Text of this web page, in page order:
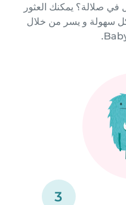
صلالة؟ يمكنك العثور
سهولة و يسر من خلال
3